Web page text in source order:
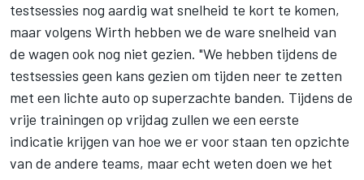
testsessies nog aardig wat snelheid te kort te komen,
maar volgens Wirth hebben we de ware snelheid van
de wagen ook nog niet gezien. "We hebben tijdens de
testsessies geen kans gezien om tijden neer te zetten
met een lichte auto op superzachte banden. Tijdens de
vrije trainingen op vrijdag zullen we een eerste
indicatie krijgen van hoe we er voor staan ten opzichte
van de andere teams, maar echt weten doen we het